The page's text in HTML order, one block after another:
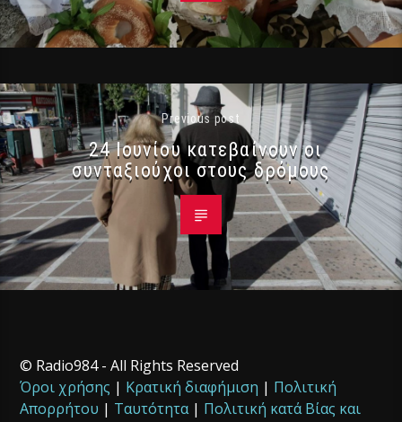
Previous post
24 Ιουνίου κατεβαίνουν οι
συνταξιούχοι στους δρόμους
© Radio984 - All Rights Reserved
Όροι χρήσης | Κρατική διαφήμιση | Πολιτική
Απορρήτου | Ταυτότητα| Πολιτική κατά Βίας και